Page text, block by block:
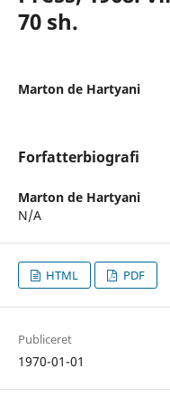
70 sh.
Marton de Hartyani
Forfatterbiografi
Marton de Hartyani
N/A
HTML PDF
Publiceret
1970-01-01